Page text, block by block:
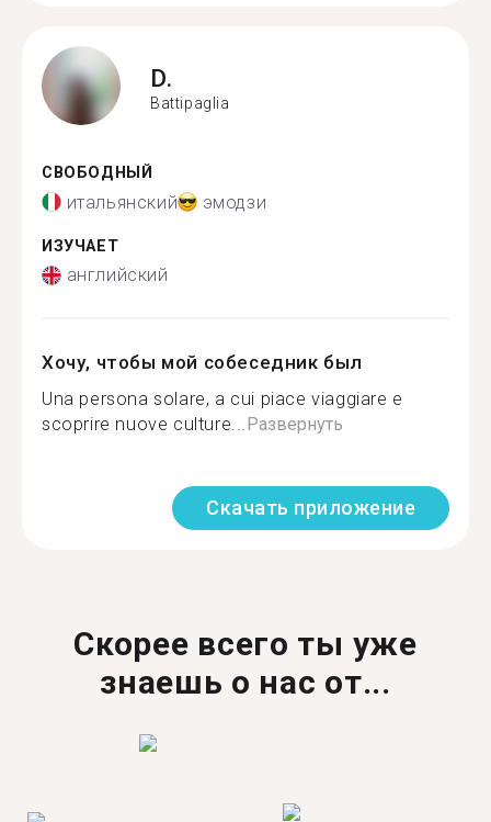
D.
Battipaglia
СВОБОДНЫЙ
итальянский эмодзи
ИЗУЧАЕТ
английский
Хочу, чтобы мой собеседник был
Una persona solare, a cui piace viaggiare e
scoprire nuove culture...Развернуть
Скачать приложение
Скорее всего ты уже
знаешь о нас от...